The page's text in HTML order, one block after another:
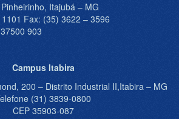
Itajubá – MG
Fax: (35) 3622 – 3596
903
Campus Itabira
200 – Distrito Industrial II,Itabira – MG
(31) 3839-0800
CEP 35903-087